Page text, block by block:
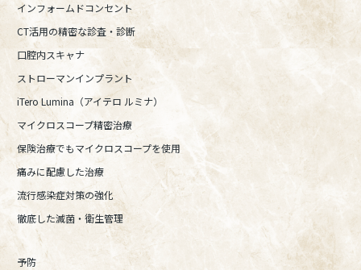
インフォームドコンセント
CT活用の精密な診査・診断
口腔内スキャナ
ストローマンインプラント
iTero Lumina（アイテロ ルミナ）
マイクロスコープ精密治療
保険治療でもマイクロスコープを使用
痛みに配慮した治療
流行感染症対策の強化
徹底した滅菌・衛生管理
予防